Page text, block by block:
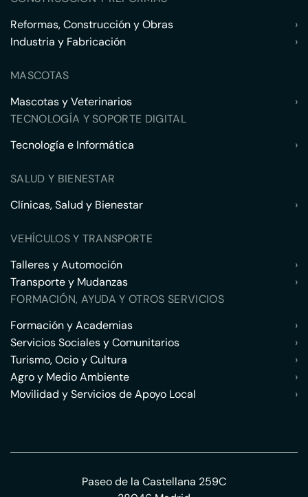
Reformas, Construcción y Obras
›
Industria y Fabricación
›
MASCOTAS
Mascotas y Veterinarios
›
TECNOLOGÍA Y SOPORTE DIGITAL
Tecnología e Informática
›
SALUD Y BIENESTAR
Clínicas, Salud y Bienestar
›
VEHÍCULOS Y TRANSPORTE
Talleres y Automoción
›
Transporte y Mudanzas
›
FORMACIÓN, AYUDA Y OTROS SERVICIOS
Formación y Academias
›
Servicios Sociales y Comunitarios
›
Turismo, Ocio y Cultura
›
Agro y Medio Ambiente
›
Movilidad y Servicios de Apoyo Local
›
Paseo de la Castellana 259C